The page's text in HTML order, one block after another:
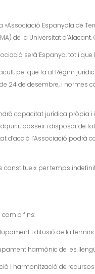
«Associació Espanyola de
de la Universitat
serà Espanya, tot i
pel que fa al Règim
de 24 de desembre, i
capacitat jurídica pròpia
posseir i disposar de
d’acció l’Associació
constitueix per temps
com a fins:
i difusió de la
harmònic de les
i harmonització de